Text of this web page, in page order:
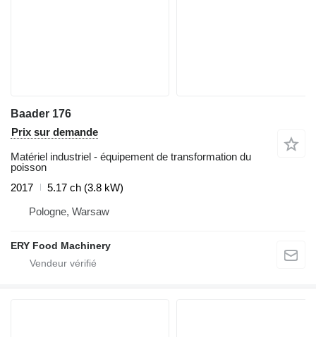
Baader 176
Prix sur demande
Matériel industriel - équipement de transformation du
poisson
2017
5.17 ch (3.8 kW)
Pologne, Warsaw
ERY Food Machinery